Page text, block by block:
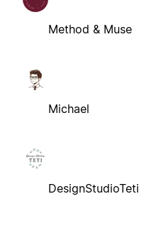
Method & Muse
Michael
DesignStudioTeti